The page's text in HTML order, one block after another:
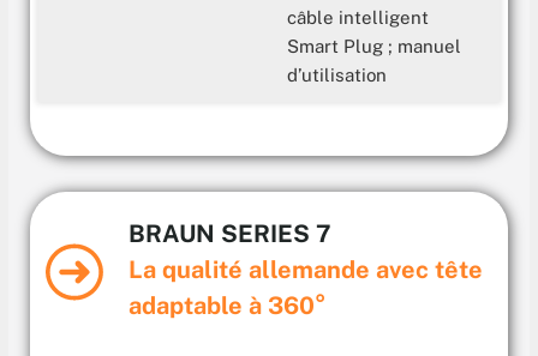
câble intelligent
Smart Plug ; manuel
d’utilisation
BRAUN SERIES 7
La qualité allemande avec tête
adaptable à 360°